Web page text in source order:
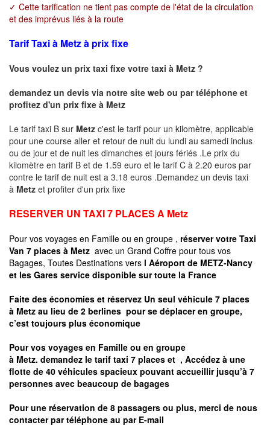
✓ Cette tarification ne tient pas compte de l'état de la circulation
et des imprévus liés à la route
Tarif Taxi à Metz à prix fixe
Vous voulez un prix taxi fixe votre taxi à Metz ?
demandez un devis via notre site web ou par téléphone et
profitez d'un prix fixe à Metz
Le tarif taxi B sur Metz c'est le tarif pour un kilomètre, applicable
pour une course aller et retour de nuit du lundi au samedi inclus
ou de jour et de nuit les dimanches et jours fériés .Le prix du
kilomètre en tarif B et de 1.59 euro et le tarif C à 2.20 euros par
contre le tarif de nuit est a 3.18 euros .Demandez un devis taxi
à Metz et profiter d'un prix fixe
RESERVER UN TAXI 7 PLACES A Metz
Pour vos voyages en Famille ou en groupe , réserver votre Taxi
Van 7 places à Metz avec un Grand Coffre pour tous vos
Bagages, Toutes Destinations vers l Aéroport de METZ-Nancy
et les Gares service disponible sur toute la France
Faite des économies et réservez Un seul véhicule 7 places
à Metz au lieu de 2 berlines pour se déplacer en groupe,
c’est toujours plus économique
Pour vos voyages en Famille ou en groupe
à Metz. demandez le tarif taxi 7 places et , Accédez à une
flotte de 40 véhicules spacieux pouvant accueillir jusqu’à 7
personnes avec beaucoup de bagages
Pour une réservation de 8 passagers ou plus, merci de nous
contacter par téléphone au par E-mail